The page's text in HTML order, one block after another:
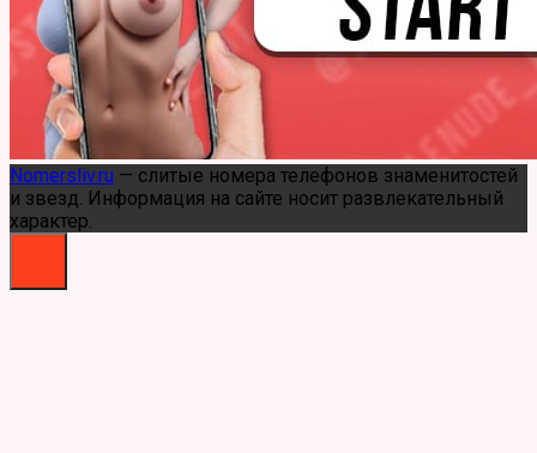
Nomersliv.ru — слитые номера телефонов знаменитостей
и звезд. Информация на сайте носит развлекательный
характер.